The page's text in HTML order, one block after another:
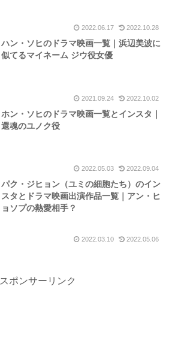
2022.06.17 2022.10.28
ハン・ソヒのドラマ映画一覧｜浜辺美波に
似てるマイネーム ジウ役女優
2021.09.24 2022.10.02
ホン・ソヒのドラマ映画一覧とインスタ｜
還魂のユノク役
2022.05.03 2022.09.04
パク・ジヒョン（ユミの細胞たち）のイン
スタとドラマ映画出演作品一覧｜アン・ヒ
ョソプの熱愛相手？
2022.03.10 2022.05.06
スポンサーリンク